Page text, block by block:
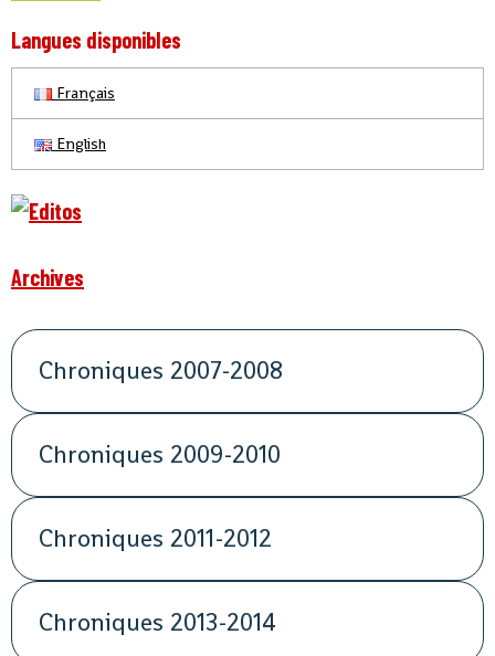
Langues disponibles
Français
English
Archives
Chroniques 2007-2008
Chroniques 2009-2010
Chroniques 2011-2012
Chroniques 2013-2014